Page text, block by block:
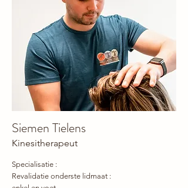
Siemen Tielens
Kinesitherapeut
Specialisatie :
Revalidatie onderste lidmaat :